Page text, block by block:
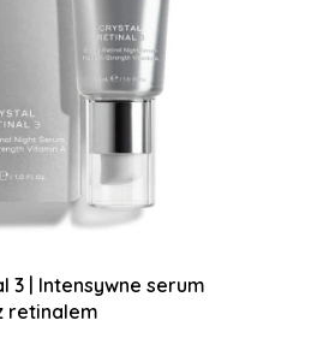
3 | Intensywne serum
retinalem